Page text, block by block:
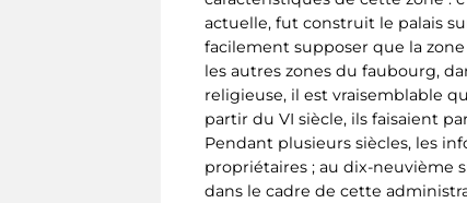
actuelle, fut construit le palais
facilement supposer que la
les autres zones du faubourg,
religieuse, il est vraisemblable
partir du VI siècle, ils faisaient
Pendant plusieurs siècles, les
propriétaires ; au dix-neuvième
dans le cadre de cette